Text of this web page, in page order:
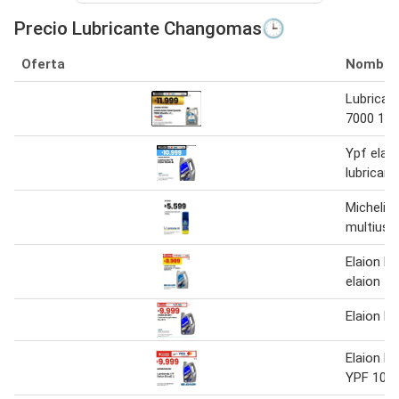
Precio Lubricante Changomas🕒
Oferta Nombre
7000
Ypf
Michelin
multiuso
Elaion
elaion 4 l
Elaion
Elaion
YPF